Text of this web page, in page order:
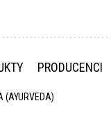
PRODUCENCI
(AYURVEDA)